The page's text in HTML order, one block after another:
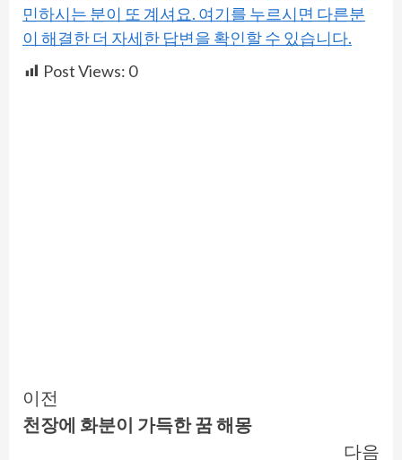
민하시는 분이 또 계셔요. 여기를 누르시면 다른분
이 해결한 더 자세한 답변을 확인할 수 있습니다.
Post Views: 0
Continue
Reading
이전
천장에 화분이 가득한 꿈 해몽
다음